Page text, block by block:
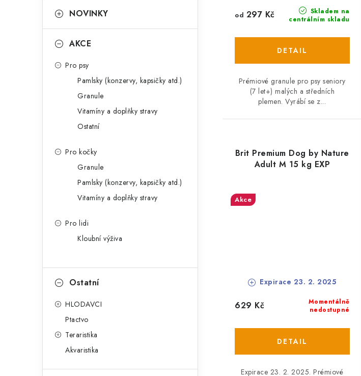
NOVINKY
AKCE
Pro psy
Pamlsky (konzervy, kapsičky atd.)
Granule
Vitamíny a doplňky stravy
Ostatní
Pro kočky
Granule
Pamlsky (konzervy, kapsičky atd.)
Vitamíny a doplňky stravy
Pro lidi
Kloubní výživa
Ostatní
HLODAVCI
Ptactvo
Teraristika
Akvaristika
Skladem na
centrálním skladu
od 297 Kč
Prémiové granule pro psy seniory
(7 let+) malých a středních
plemen. Vyrábí se z...
Brit Premium Dog by Nature
Adult M 15 kg EXP
Akce
Expirace 23. 2. 2025
Momentálně
nedostupné
629 Kč
Expirace 23. 2. 2025. Prémiové